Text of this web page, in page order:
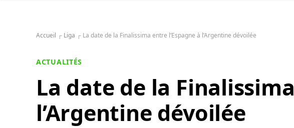
Accueil ┌ Liga ┌ La date de la Finalissima entre l’Espagne à l’Argentine dévoilée
ACTUALITÉS
La date de la
l’Argentine dévoilée